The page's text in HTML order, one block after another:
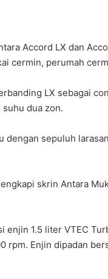
Accord LX dan
cermin, perumah
LX sebagai
suhu dua zon.
sepuluh
skrin Antara
enjin 1.5 liter VTEC
rpm. Enjin dipadan